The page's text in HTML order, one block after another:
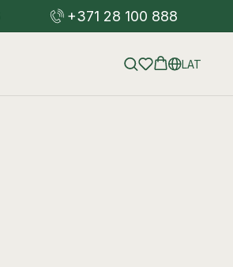
+371 28 100 888
LAT